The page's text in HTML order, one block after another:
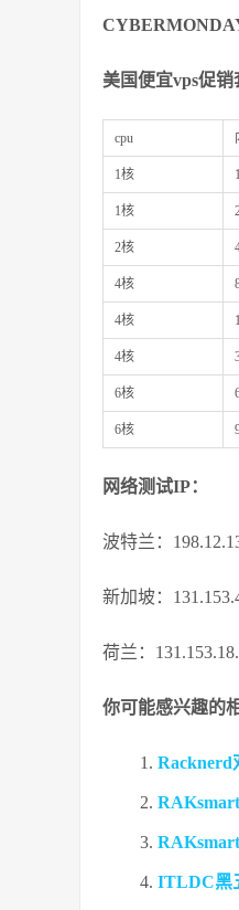
美国便宜vps促销
cpu
1核
1核
2核
4核
4核
4核
6核
6核
网络测试IP：
波特兰：
新加坡：
荷兰：
你可能感兴趣的
Racknerd
ITLDC黑